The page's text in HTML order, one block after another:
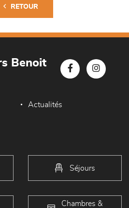
RETOUR
Benoit
Actualités
Séjours
Chambres &